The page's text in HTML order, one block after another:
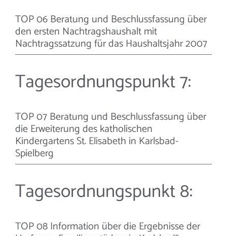
TOP 06 Beratung und Beschlussfassung über
den ersten Nachtragshaushalt mit
Nachtragssatzung für das Haushaltsjahr 2007
Tagesordnungspunkt 7:
TOP 07 Beratung und Beschlussfassung über
die Erweiterung des katholischen
Kindergartens St. Elisabeth in Karlsbad-
Spielberg
Tagesordnungspunkt 8:
TOP 08 Information über die Ergebnisse der